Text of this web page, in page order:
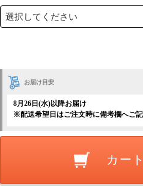
器棚 日本製 引
ライドテーブ
ル付き モイス
ド カップボー
ライドテーブ
ル付き モイス
ッチンボード
キッチン 収納
棚 おしゃれ 北
お届け目安
8月26日(水)以降お届け
※配送希望日はご注文時に備考欄へご記
カー